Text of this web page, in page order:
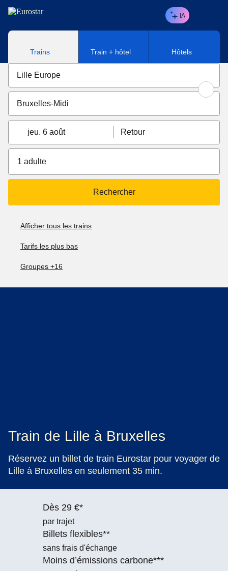
Aller au contenu principal
IA
Trains Train + hôtel Hôtels
jeu. 6 août Retour
1 adulte
Rechercher
Afficher tous les trains
Tarifs les plus bas
Groupes +16
Train de Lille à Bruxelles
Réservez un billet de train Eurostar pour voyager de
Lille à Bruxelles en seulement 35 min.
Dès 29 €*
par trajet
Billets flexibles**
sans frais d'échange
Moins d’émissions carbone***